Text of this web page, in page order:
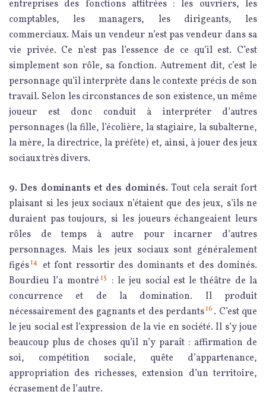
entreprises des fonctions attitrées : les ouvriers, les
comptables, les managers, les dirigeants, les
commerciaux. Mais un vendeur n’est pas vendeur dans sa
vie privée. Ce n’est pas l’essence de ce qu’il est. C’est
simplement son rôle, sa fonction. Autrement dit, c’est le
personnage qu’il interprète dans le contexte précis de son
travail. Selon les circonstances de son existence, un même
joueur est donc conduit à interpréter d’autres
personnages (la fille, l’écolière, la stagiaire, la subalterne,
la mère, la directrice, la préfète) et, ainsi, à jouer des jeux
sociaux très divers.
9. Des dominants et des dominés. Tout cela serait fort
plaisant si les jeux sociaux n’étaient que des jeux, s’ils ne
duraient pas toujours, si les joueurs échangeaient leurs
rôles de temps à autre pour incarner d’autres
personnages. Mais les jeux sociaux sont généralement
figés14
et font ressortir des dominants et des dominés.
Bourdieu l’a montré 15
: le jeu social est le théâtre de la
concurrence et de la domination. Il produit
nécessairement des gagnants et des perdants16 . C’est que
le jeu social est l’expression de la vie en société. Il s’y joue
beaucoup plus de choses qu’il n’y paraît : affirmation de
soi, compétition sociale, quête d’appartenance,
appropriation des richesses, extension d’un territoire,
écrasement de l’autre.